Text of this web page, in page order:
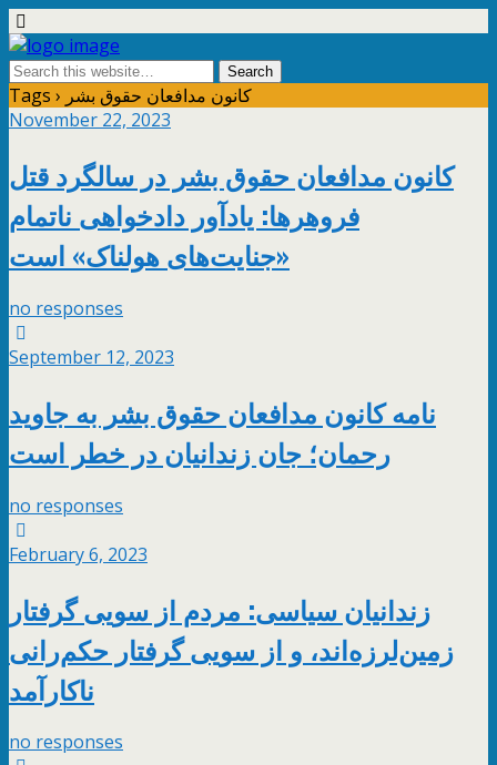
Tags › کانون مدافعان حقوق بشر
November 22, 2023
کانون مدافعان حقوق بشر در سالگرد قتل
فروهرها: یادآور دادخواهی ناتمام
«جنایت‌های هولناک» است
no responses
September 12, 2023
نامه کانون مدافعان حقوق بشر به جاوید
رحمان؛ جان زندانیان در خطر است
no responses
February 6, 2023
زندانیان سیاسی: مردم از سویی گرفتار
زمین‌لرزه‌اند، و از سویی گرفتار حکم‌رانی
ناکارآمد
no responses